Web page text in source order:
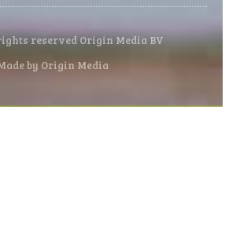
reserved Origin Media BV
by Origin Media